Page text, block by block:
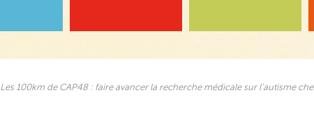
Les 100km de CAP48 : faire avancer la recherche médicale sur l’autisme